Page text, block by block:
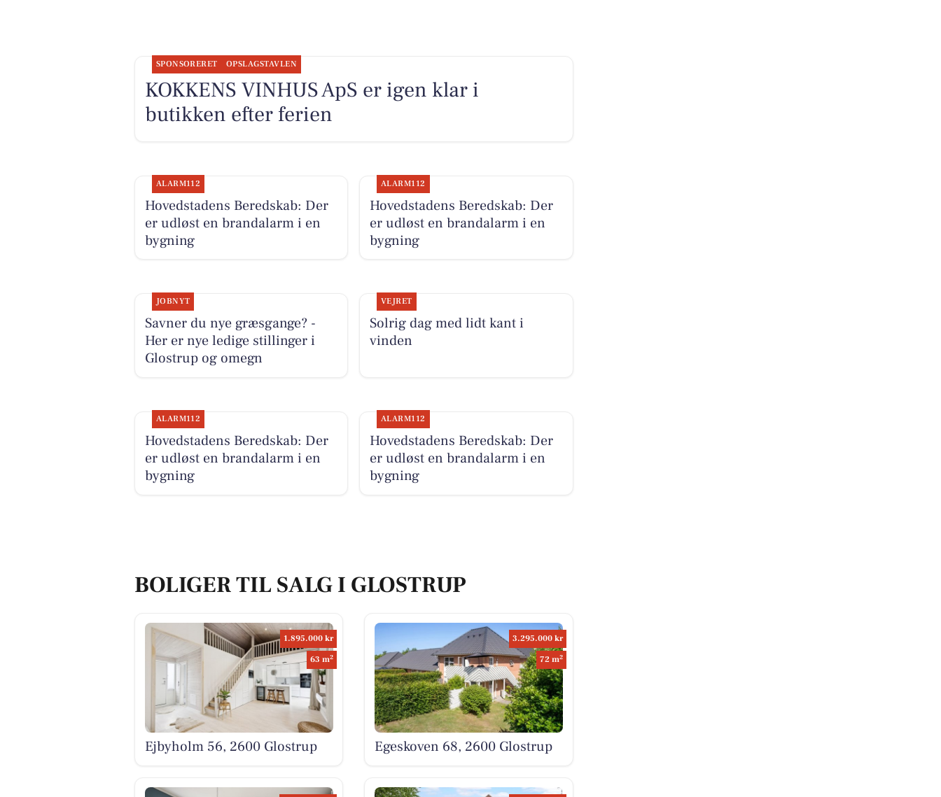
SPONSORERET OPSLAGSTAVLEN
KOKKENS VINHUS ApS er igen klar i
butikken efter ferien
ALARM112
Hovedstadens Beredskab: Der
er udløst en brandalarm i en
bygning
ALARM112
Hovedstadens Beredskab: Der
er udløst en brandalarm i en
bygning
JOBNYT
Savner du nye græsgange? -
Her er nye ledige stillinger i
Glostrup og omegn
VEJRET
Solrig dag med lidt kant i
vinden
ALARM112
Hovedstadens Beredskab: Der
er udløst en brandalarm i en
bygning
ALARM112
Hovedstadens Beredskab: Der
er udløst en brandalarm i en
bygning
BOLIGER TIL SALG I GLOSTRUP
1.895.000 kr
63 m2
Ejbyholm 56, 2600 Glostrup
3.295.000 kr
72 m2
Egeskoven 68, 2600 Glostrup